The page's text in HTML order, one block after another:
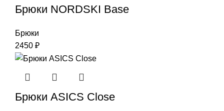
Брюки NORDSKI Base
Брюки
2450 ₽
Брюки ASICS Close